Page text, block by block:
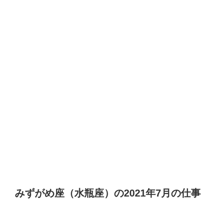
みずがめ座（水瓶座）の2021年7月の仕事